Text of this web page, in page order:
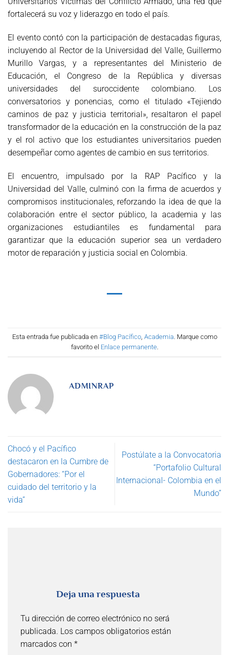
fortalecerá su voz y liderazgo en todo el país.
El evento contó con la participación de destacadas figuras,
incluyendo al Rector de la Universidad del Valle, Guillermo
Murillo Vargas, y a representantes del Ministerio de
Educación, el Congreso de la República y diversas
universidades del suroccidente colombiano. Los
conversatorios y ponencias, como el titulado «Tejiendo
caminos de paz y justicia territorial», resaltaron el papel
transformador de la educación en la construcción de la paz
y el rol activo que los estudiantes universitarios pueden
desempeñar como agentes de cambio en sus territorios.
El encuentro, impulsado por la RAP Pacífico y la
Universidad del Valle, culminó con la firma de acuerdos y
compromisos institucionales, reforzando la idea de que la
colaboración entre el sector público, la academia y las
organizaciones estudiantiles es fundamental para
garantizar que la educación superior sea un verdadero
motor de reparación y justicia social en Colombia.
Esta entrada fue publicada en #Blog Pacífico, Academia . Marque como
favorito el Enlace permanente.
ADMINRAP
Chocó y el Pacífico
destacaron en la Cumbre de
Gobernadores: “Por el
cuidado del territorio y la
vida”
Postúlate a la Convocatoria
“Portafolio Cultural
Internacional- Colombia en el
Mundo”
Deja una respuesta
Tu dirección de correo electrónico no será
publicada. Los campos obligatorios están
marcados con *